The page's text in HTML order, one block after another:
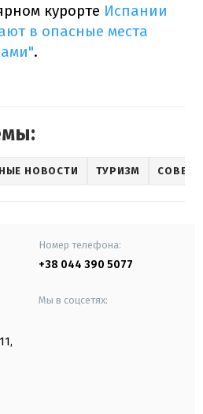
курорте Испании
в опасные места
.
НОВОСТИ ТУРИЗМ
Номер телефона:
+38 044 390 5077
Мы в соцсетях: